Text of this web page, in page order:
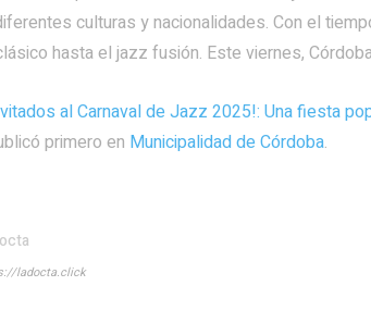
culturas y nacionalidades. Con el
hasta el jazz fusión. Este viernes,
al Carnaval de Jazz 2025!: Una fiesta
primero en Municipalidad de Córdoba.
ladocta.click